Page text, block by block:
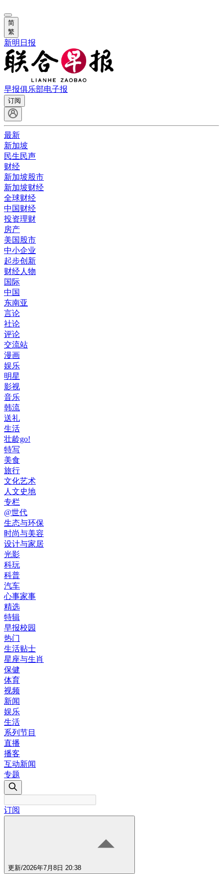
简
繁
新明日报
早报俱乐部电子报
订阅
最新
新加坡
民生民声
财经
新加坡股市
新加坡财经
全球财经
中国财经
投资理财
房产
美国股市
中小企业
起步创新
财经人物
国际
中国
东南亚
言论
社论
评论
交流站
漫画
娱乐
明星
影视
音乐
韩流
送礼
生活
壮龄go!
特写
美食
旅行
文化艺术
人文史地
专栏
@世代
生态与环保
时尚与美容
设计与家居
光影
科玩
科普
汽车
心事家事
精选
特辑
早报校园
热门
生活贴士
星座与生肖
保健
体育
视频
新闻
娱乐
生活
系列节目
直播
播客
互动新闻
专题
订阅
更新/2026年7月8日 20:38